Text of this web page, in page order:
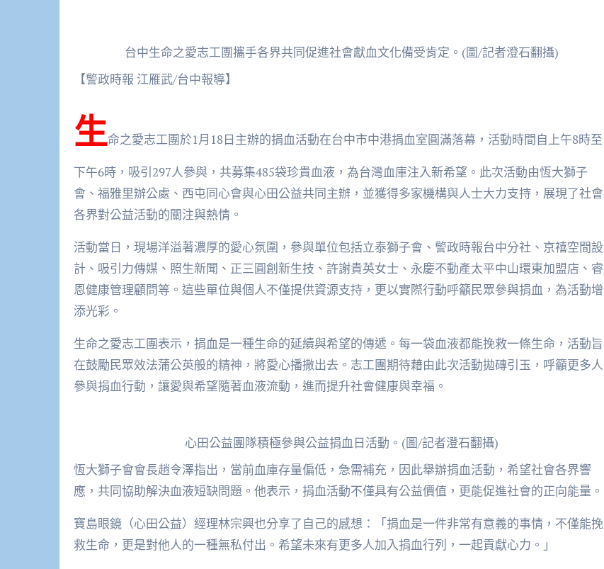
台中生命之愛志工團攜手各界共同促進社會獻血文化備受肯定。(圖/記者澄石翻攝)
【警政時報 江雁武/台中報導】
生命之愛志工團於1月18日主辦的捐血活動在台中市中港捐血室圓滿落幕，活動時間自上午8時至
下午6時，吸引297人參與，共募集485袋珍貴血液，為台灣血庫注入新希望。此次活動由恆大獅子
會、福雅里辦公處、西屯同心會與心田公益共同主辦，並獲得多家機構與人士大力支持，展現了社會
各界對公益活動的關注與熱情。
活動當日，現場洋溢著濃厚的愛心氛圍，參與單位包括立泰獅子會、警政時報台中分社、京禧空間設
計、吸引力傳媒、照生新聞、正三圓創新生技、許謝貴英女士、永慶不動產太平中山環東加盟店、睿
恩健康管理顧問等。這些單位與個人不僅提供資源支持，更以實際行動呼籲民眾參與捐血，為活動增
添光彩。
生命之愛志工團表示，捐血是一種生命的延續與希望的傳遞。每一袋血液都能挽救一條生命，活動旨
在鼓勵民眾效法蒲公英般的精神，將愛心播撒出去。志工團期待藉由此次活動拋磚引玉，呼籲更多人
參與捐血行動，讓愛與希望隨著血液流動，進而提升社會健康與幸福。
心田公益團隊積極參與公益捐血日活動。(圖/記者澄石翻攝)
恆大獅子會會長趙令澤指出，當前血庫存量偏低，急需補充，因此舉辦捐血活動，希望社會各界響
應，共同協助解決血液短缺問題。他表示，捐血活動不僅具有公益價值，更能促進社會的正向能量。
寶島眼鏡（心田公益）經理林宗興也分享了自己的感想：「捐血是一件非常有意義的事情，不僅能挽
救生命，更是對他人的一種無私付出。希望未來有更多人加入捐血行列，一起貢獻心力。」